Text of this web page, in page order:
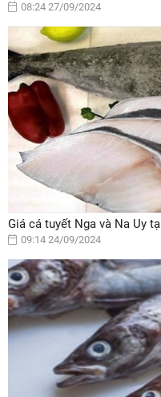
08:24 27/09/2024
Giá cá tuyết Nga và Na Uy
09:14 24/09/2024